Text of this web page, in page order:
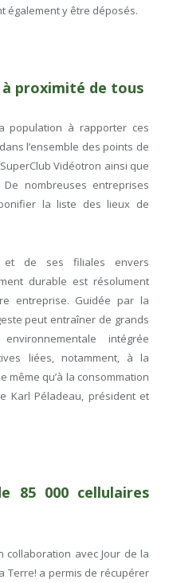
également y être déposés.
à proximité de tous
population à rapporter ces
l’ensemble des points de
Vidéotron ainsi que
nombreuses entreprises
la liste des lieux de
et de ses filiales envers
durable est résolument
entreprise. Guidée par la
peut entraîner de grands
intégrée
liées, notamment, à la
même qu’à la consommation
Karl Péladeau, président et
85 000 cellulaires
collaboration avec Jour de la
Terre! a permis de récupérer